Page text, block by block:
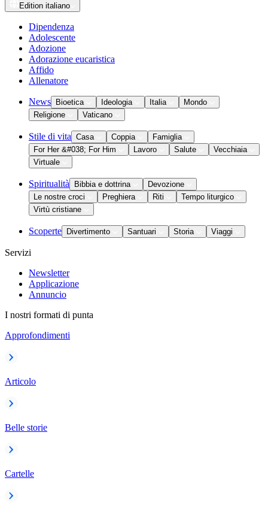
Edition italiano
Dipendenza
Adolescente
Adozione
Adorazione eucaristica
Affido
Allenatore
News Bioetica Ideologia Italia
Mondo
Religione
Vaticano
Stile di vita Casa Coppia
Famiglia
For Her &#038; For Him
Lavoro Salute
Vecchiaia
Virtuale
Spiritualità Bibbia e dottrina
Devozione
Le nostre croci
Preghiera Riti
Tempo liturgico
Virtù cristiane
Scoperte Divertimento Santuari Storia Viaggi
Servizi
Newsletter
Applicazione
Annuncio
I nostri formati di punta
Approfondimenti
Articolo
Belle storie
Cartelle